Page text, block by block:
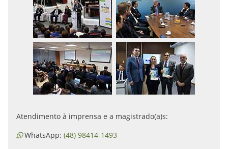
Atendimento à imprensa e a magistrado(a)s:
WhatsApp: (48) 98414-1493